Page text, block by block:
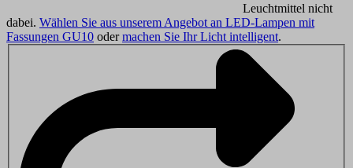
Leuchtmittel nicht
dabei. Wählen Sie aus unserem Angebot an LED-Lampen mit
Fassungen GU10 odermachen Sie Ihr Licht intelligent.